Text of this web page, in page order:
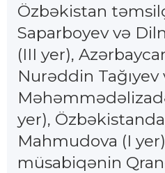
Özbəkistan
Saparboyev və
(III yer),
Nurəddin Tağıyev
yer),
Mahmudova (I
müsabiqənin